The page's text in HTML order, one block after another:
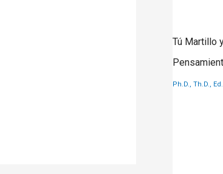
Tú Martillo
Ph.D., Th.D.,